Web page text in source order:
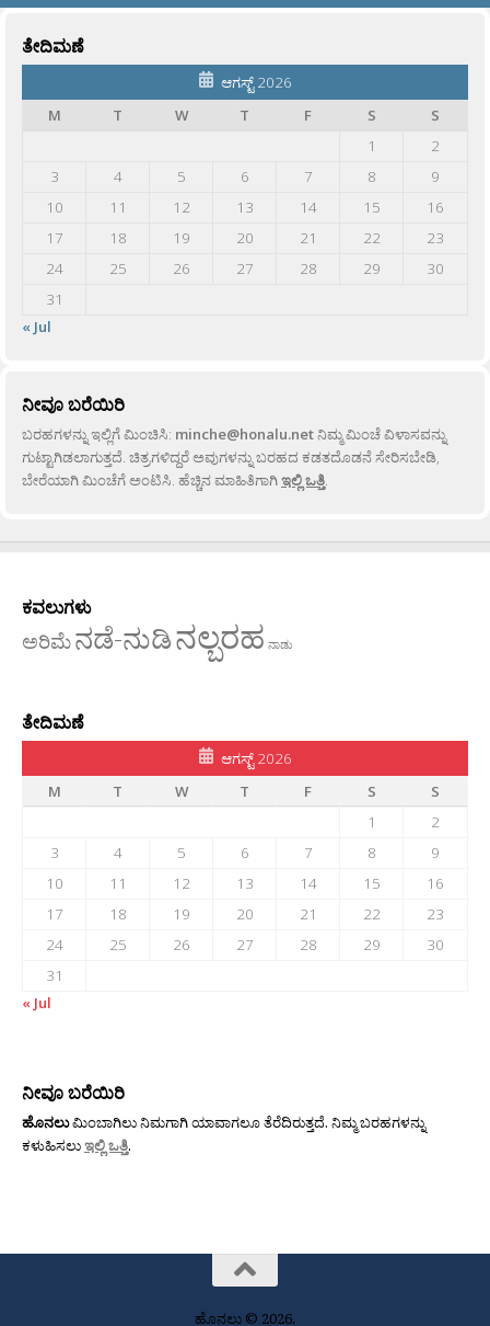
ತೇದಿಮಣೆ
ಆಗಸ್ಟ್ 2026
M
T W T F S
S
1
2
3
4 5 6 7 8
9
10
11 12 13 14 15
16
17
18 19 20 21 22
23
24
25 26 27 28 29
30
31
« Jul
ನೀವೂ ಬರೆಯಿರಿ
ಬರಹಗಳನ್ನು ಇಲ್ಲಿಗೆ ಮಿಂಚಿಸಿ: minche@honalu.netನಿಮ್ಮ ಮಿಂಚೆ ವಿಳಾಸವನ್ನು
ಗುಟ್ಟಾಗಿಡಲಾಗುತ್ತದೆ. ಚಿತ್ರಗಳಿದ್ದರೆ ಅವುಗಳನ್ನು ಬರಹದ ಕಡತದೊಡನೆ ಸೇರಿಸಬೇಡಿ,
ಬೇರೆಯಾಗಿ ಮಿಂಚೆಗೆ ಅಂಟಿಸಿ. ಹೆಚ್ಚಿನ ಮಾಹಿತಿಗಾಗಿಇಲ್ಲಿ ಒತ್ತಿ.
ಕವಲುಗಳು
ಅರಿಮೆನಡೆ-ನುಡಿನಲ್ಬರಹ ನಾಡು
ತೇದಿಮಣೆ
ಆಗಸ್ಟ್ 2026
M
T W T F S
S
1
2
3
4 5 6 7 8
9
10
11 12 13 14 15
16
17
18 19 20 21 22
23
24
25 26 27 28 29
30
31
« Jul
ನೀವೂ ಬರೆಯಿರಿ
ಹೊನಲುಮಿಂಬಾಗಿಲು ನಿಮಗಾಗಿ ಯಾವಾಗಲೂ ತೆರೆದಿರುತ್ತದೆ. ನಿಮ್ಮ ಬರಹಗಳನ್ನು
ಕಳುಹಿಸಲುಇಲ್ಲಿ ಒತ್ತಿ.
ಹೊನಲು © 2026.